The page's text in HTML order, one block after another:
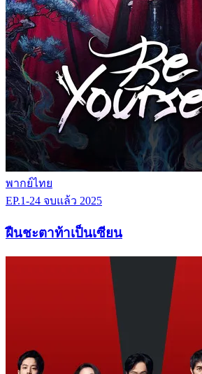
พากย์ไทย
EP.1-24 จบแล้ว 2025
ฝืนชะตาท้าเป็นเซียน